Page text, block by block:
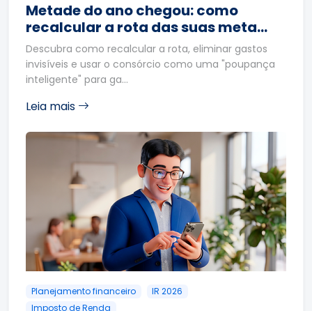
Metade do ano chegou: como
recalcular a rota das suas meta…
Descubra como recalcular a rota, eliminar gastos
invisíveis e usar o consórcio como uma "poupança
inteligente" para ga…
Leia mais
Planejamento financeiro
IR 2026
Imposto de Renda